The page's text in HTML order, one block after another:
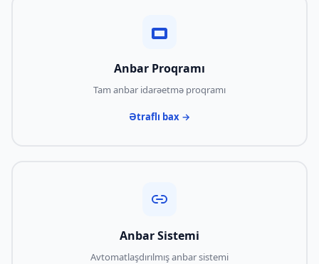
Anbar Proqramı
Tam anbar idarəetmə proqramı
Ətraflı bax →
Anbar Sistemi
Avtomatlaşdırılmış anbar sistemi